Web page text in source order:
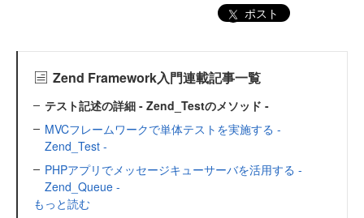
ポスト
Zend Framework入門連載記事一覧
テスト記述の詳細 - Zend_Testのメソッド -
MVCフレームワークで単体テストを実施する -
Zend_Test -
PHPアプリでメッセージキューサーバを活用する -
Zend_Queue -
もっと読む